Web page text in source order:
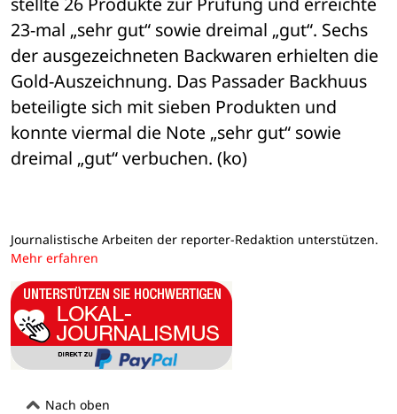
23-mal „sehr gut“ sowie dreimal „gut“. Sechs
der ausgezeichneten Backwaren erhielten die
Gold-Auszeichnung. Das Passader Backhuus
beteiligte sich mit sieben Produkten und
konnte viermal die Note „sehr gut“ sowie
dreimal „gut“ verbuchen. (ko)
Journalistische Arbeiten der reporter-Redaktion unterstützen.
Mehr erfahren
Nach oben